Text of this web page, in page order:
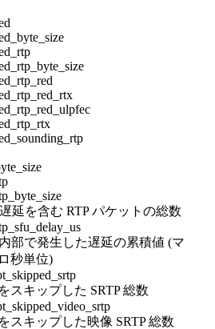
延を含む RTP パケットの総数
部で発生した遅延の累積値 (マ
秒単位)
スキップした SRTP 総数
スキップした映像 SRTP 総数